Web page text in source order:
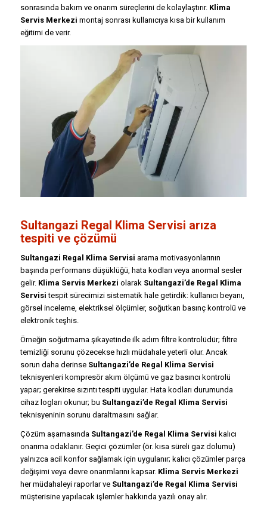
sonrasında bakım ve onarım süreçlerini de kolaylaştırır. Klima
Servis Merkezi montaj sonrası kullanıcıya kısa bir kullanım
eğitimi de verir.
Sultangazi Regal Klima Servisi arıza
tespiti ve çözümü
Sultangazi Regal Klima Servisi arama motivasyonlarının
başında performans düşüklüğü, hata kodları veya anormal sesler
gelir. Klima Servis Merkezi olarak Sultangazi’de Regal Klima
Servisi tespit sürecimizi sistematik hale getirdik: kullanıcı beyanı,
görsel inceleme, elektriksel ölçümler, soğutkan basınç kontrolü ve
elektronik teşhis.
Örneğin soğutmama şikayetinde ilk adım filtre kontrolüdür; filtre
temizliği sorunu çözecekse hızlı müdahale yeterli olur. Ancak
sorun daha derinse Sultangazi’de Regal Klima Servisi
teknisyenleri kompresör akım ölçümü ve gaz basıncı kontrolü
yapar; gerekirse sızıntı tespiti uygular. Hata kodları durumunda
cihaz logları okunur; bu Sultangazi’de Regal Klima Servisi
teknisyeninin sorunu daraltmasını sağlar.
Çözüm aşamasında Sultangazi’de Regal Klima Servisi kalıcı
onarıma odaklanır. Geçici çözümler (ör. kısa süreli gaz dolumu)
yalnızca acil konfor sağlamak için uygulanır; kalıcı çözümler parça
değişimi veya devre onarımlarını kapsar. Klima Servis Merkezi
her müdahaleyi raporlar ve Sultangazi’de Regal Klima Servisi
müşterisine yapılacak işlemler hakkında yazılı onay alır.